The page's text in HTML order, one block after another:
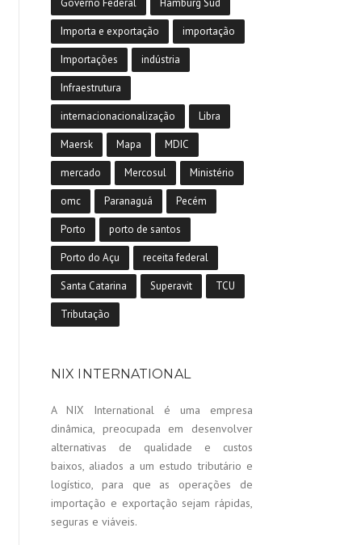
Governo Federal Hamburg Süd
Importa e exportação importação
Importações indústria
Infraestrutura
internacionacionalização Libra
Maersk Mapa MDIC
mercado Mercosul Ministério
omc Paranaguá Pecém
Porto porto de santos
Porto do Açu receita federal
Santa Catarina Superavit TCU
Tributação
NIX INTERNATIONAL
A NIX International é uma empresa
dinâmica, preocupada em desenvolver
alternativas de qualidade e custos
baixos, aliados a um estudo tributário e
logístico, para que as operações de
importação e exportação sejam rápidas,
seguras e viáveis.